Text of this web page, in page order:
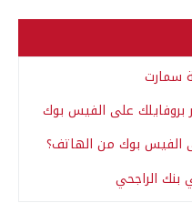
سمارت
بروفايلك على الفيس بوك
الفيس بوك من الهاتف؟
الراجحي